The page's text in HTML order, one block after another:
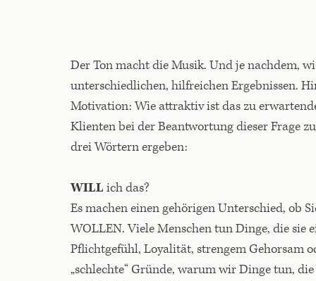
Der Ton macht die Musik. Und je nachdem,
unterschiedlichen, hilfreichen Ergebnissen.
Motivation: Wie attraktiv ist das zu
Klienten bei der Beantwortung dieser Frage
drei Wörtern ergeben:
WILL ich das?
Es machen einen gehörigen Unterschied, ob
WOLLEN. Viele Menschen tun Dinge, die sie
Pflichtgefühl, Loyalität, strengem Gehorsam
„schlechte“ Gründe, warum wir Dinge tun,